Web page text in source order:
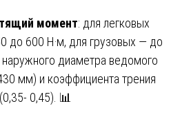
момент: для легковых
до 600 Н·м, для грузовых — до
наружного диаметра ведомого
мм) и коэффициента трения
0,45). 📊